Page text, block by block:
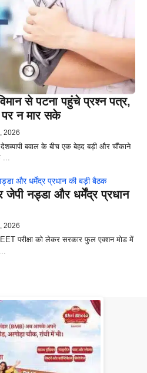
से पटना पहुंचे प्रश्न पत्र,
पर न मार सके
2026
बवाल के बीच एक बेहद बड़ी और चौंकाने
...
जेपी नड्डा और धर्मेंद्र प्रधान
2026
परीक्षा को लेकर सरकार फुल एक्शन मोड में